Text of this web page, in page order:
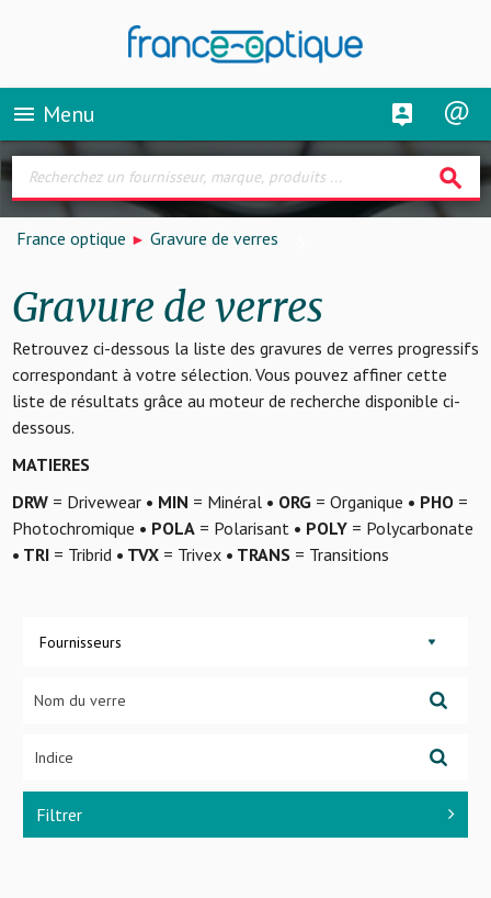
menu Menu
search
France optique Gravure de verres
Gravure de verres
Retrouvez ci-dessous la liste des gravures de verres progressifs
correspondant à votre sélection. Vous pouvez affiner cette
liste de résultats grâce au moteur de recherche disponible ci-
dessous.
MATIERES
DRW= Drivewear • MIN = Minéral • ORG= Organique • PHO=
Photochromique • POLA= Polarisant • POLY= Polycarbonate
• TRI= Tribrid • TVX= Trivex • TRANS= Transitions
Fournisseurs
Filtrer